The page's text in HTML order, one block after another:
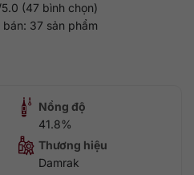
(47 bình chọn)
37 sản phẩm
Nồng độ
41.8%
Thương hiệu
Damrak